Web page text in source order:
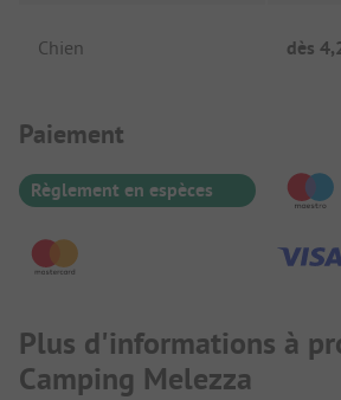
Chien dès
Informations de paiement
Paiement
Règlement en espèces
Plus d'informations à
Camping Melezza